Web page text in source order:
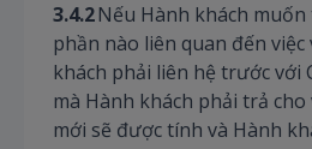
3.4.2Nếu Hành khách
phần nào liên quan đến việc
khách phải liên hệ trước với
mà Hành khách phải trả cho
mới sẽ được tính và Hành